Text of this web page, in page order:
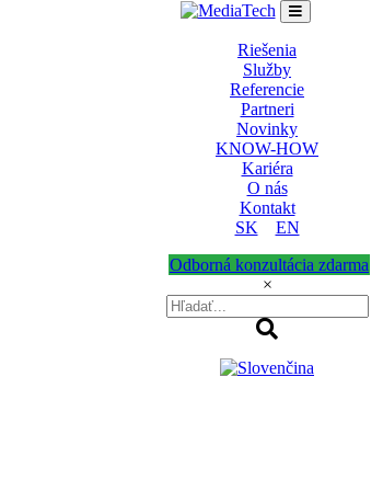
Riešenia
Služby
Referencie
Partneri
Novinky
KNOW-HOW
Kariéra
O nás
Kontakt
SK
EN
Odborná konzultácia zdarma
×